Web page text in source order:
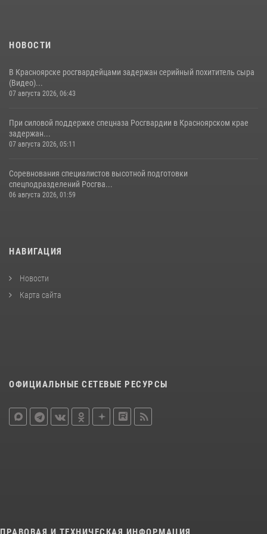
НОВОСТИ
В Красноярске росгвардейцами задержан серийный похититель сыра
(Видео)...
07 августа 2026, 06:43
При силовой поддержке спецназа Росгвардии в Красноярском крае
задержан...
07 августа 2026, 05:11
Соревнования специалистов высотной подготовки
спецподразделений Росгва...
06 августа 2026, 01:59
НАВИГАЦИЯ
Новости
Карта сайта
ОФИЦИАЛЬНЫЕ СЕТЕВЫЕ РЕСУРСЫ